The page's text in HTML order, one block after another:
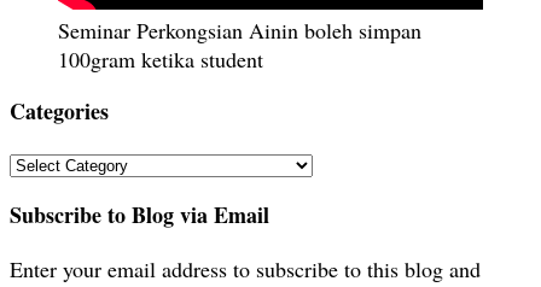
Seminar Perkongsian Ainin boleh simpan
100gram ketika student
Categories
Categories
Subscribe to Blog via Email
Enter your email address to subscribe to this blog and